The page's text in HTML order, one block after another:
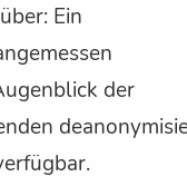
Ein
der